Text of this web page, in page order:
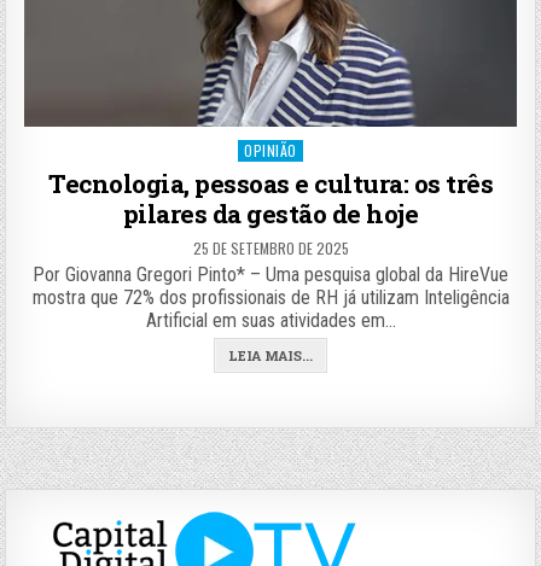
Posted
OPINIÃO
Tecnologia, pessoas e cultura: os três
pilares da gestão de hoje
25 DE SETEMBRO DE 2025
Por Giovanna Gregori Pinto* – Uma pesquisa global da HireVue
mostra que 72% dos profissionais de RH já utilizam Inteligência
Artificial em suas atividades em…
LEIA MAIS...